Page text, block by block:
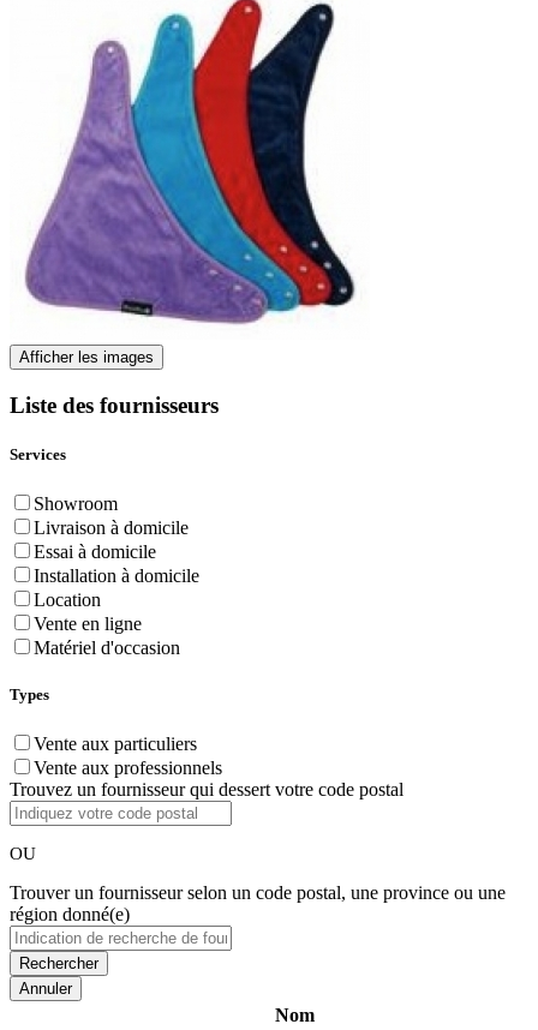
Afficher les images
Liste des fournisseurs
Services
Showroom
Livraison à domicile
Essai à domicile
Installation à domicile
Location
Vente en ligne
Matériel d'occasion
Types
Vente aux particuliers
Vente aux professionnels
Trouvez un fournisseur qui dessert votre code postal
OU
Trouver un fournisseur selon un code postal, une province ou une
région donné(e)
Annuler
Nom